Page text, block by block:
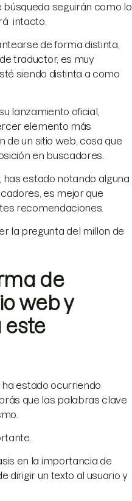
seguirán como lo
intacto.
de forma distinta,
traductor, es muy
siendo distinta a como
lanzamiento oficial,
elemento más
de un sitio web, cosa que
en buscadores.
has estado notando alguna
es mejor que
recomendaciones.
la pregunta del millon de
de
web y
este
estado ocurriendo
que las palabras clave
en la importancia de
dirigir un texto al usuario y